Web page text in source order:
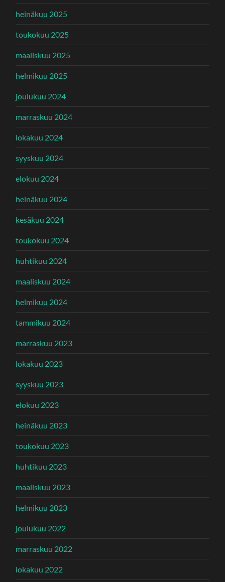
heinäkuu 2025
toukokuu 2025
maaliskuu 2025
helmikuu 2025
joulukuu 2024
marraskuu 2024
lokakuu 2024
syyskuu 2024
elokuu 2024
heinäkuu 2024
kesäkuu 2024
toukokuu 2024
huhtikuu 2024
maaliskuu 2024
helmikuu 2024
tammikuu 2024
marraskuu 2023
lokakuu 2023
syyskuu 2023
elokuu 2023
heinäkuu 2023
toukokuu 2023
huhtikuu 2023
maaliskuu 2023
helmikuu 2023
joulukuu 2022
marraskuu 2022
lokakuu 2022